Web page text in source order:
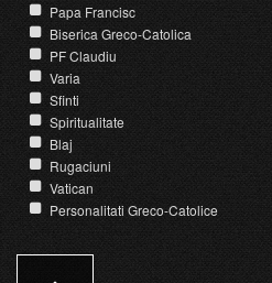
Papa Francisc
Biserica Greco-Catolica
PF Claudiu
Varia
Sfinti
Spiritualitate
Blaj
Rugaciuni
Vatican
Personalitati Greco-Catolice